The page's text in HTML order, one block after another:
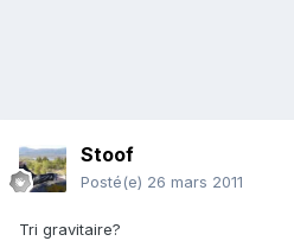
Stoof
Posté(e) 26 mars 2011
Tri gravitaire?